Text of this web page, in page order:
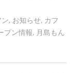
, お知らせ, カフ
プン情報, 月島もん